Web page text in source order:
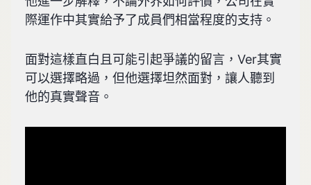
際運作中其實給予了成員們相當程度的支持。
面對這樣直白且可能引起爭議的留言，Ver其實
可以選擇略過，但他選擇坦然面對，讓人聽到
他的真實聲音。